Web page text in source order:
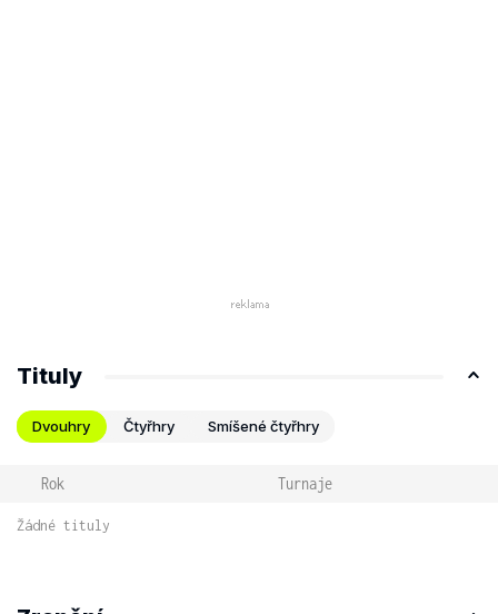
Tituly
Dvouhry Čtyřhry Smíšené čtyřhry
Rok Turnaje
Žádné tituly